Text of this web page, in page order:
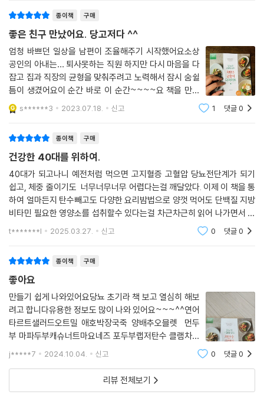
Chapter 4 Main Dish / 일품요리
162 닭가슴살 두부찜 (a)
164 포두부 칠절판
166 치폴레마요네즈 포두부 나초플래터
168 비트후무스 포두부말이
170 콜리플라워 스테이크
174 닭고기압력찜과 구운 표고버섯 참깨무침
176 방풍나물 새우연근쌈
178 레몬 생강소스 럼프스테이크 (c)
180 콩나물 아귀수육
182 연어 세비체
184 프라이팬 흰살생선 파피요뜨 (c)
186 병아리콩 새우볼과 흑임자랜치소스
Chapter 5 Drink & Snack / 음료 & 간식
190 아몬드밀크
191 아보카도 바나나 쉐이크 & 커피 (b)
192 애플사이다 비네거에이드
193 그릭 토마토
194 프로즌 요거트 바크 (b)
195 오트바
196 오트밀 브라우니
종이책 구매
좋은 친구 만났어요. 당고저다 ^^
엄청 바쁘던 일상을 남편이 조율해주기 시작했어요소상
공인의 아내는… 퇴사못하는 직원 하지만 다시 마음을 다
잡고 집과 직장의 균형을 맞춰주려고 노력해서 잠시 숨쉴
틈이 생겼어요이 순간 바로 이 순간~~~~요 책을 만났
어요 너무 바쁘게 일인 다역을 하니 맘보다는 몸이 완전히
무너지는 중이였는데….. 잘 해낼수 있을까 고민하다가다
s******3 2023.07.18. 신고 1 댓글0
종이책 구매
건강한 40대를 위하여.
40대가 되고나니 예전처럼 먹으면 고지혈증 고혈압 당뇨전단계가 되기
쉽고, 체중 줄이기도 너무너무너무 어렵다는걸 깨달았다. 이제 이 책을 통
하여 얼마든지 탄수빼고도 다양한 요리밤법으로 양껏 먹어도 단백질 지방
비타민 필요한 영양소를 섭취할수 있다는걸 차근차근히 읽어 나가면서 믿
어 의심치 않는다.
t*******l 2025.03.27. 신고 0 댓글0
종이책 구매
좋아요
만들기 쉽게 나와있어요당뇨 초기라 책 보고 열심히 해보
려고 합니다유용한 정보도 많이 나와 있어요~~~^^연어
타르트샐러드오트밀 애호박장국죽 양배추오믈렛 먼두
부 마파두부캐슈너트마요네즈 포두부랩저탄수 클램차우
더 바삭두부면채소쌈만들고 싶은메뉴 많아요
j*****7 2024.10.04. 신고 0 댓글0
리뷰 전체보기